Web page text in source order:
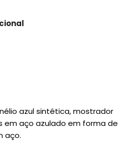
azul sintética, mostrador
em aço azulado em forma de
aço.